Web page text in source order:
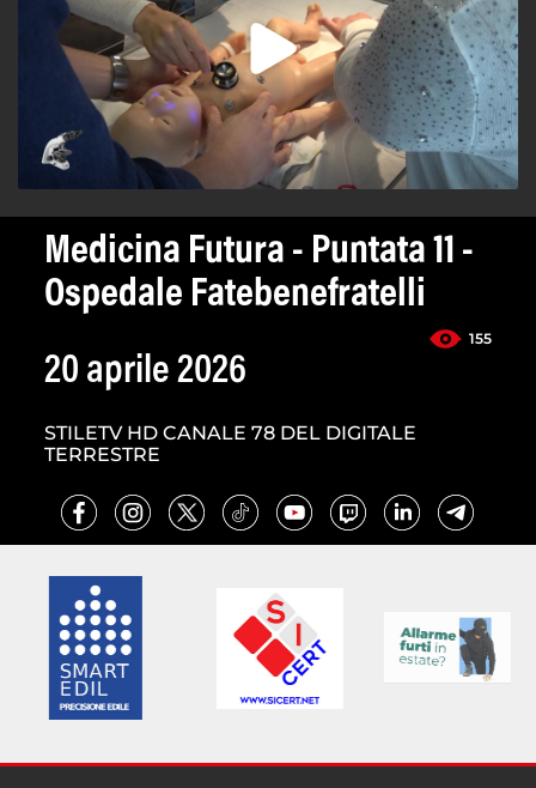
Medicina Futura - Puntata 11 -
Ospedale Fatebenefratelli
155
20 aprile 2026
STILETV HD CANALE 78 DEL DIGITALE
TERRESTRE